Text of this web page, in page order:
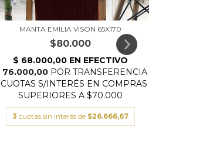
MANTA EMILIA VISON 65X170
$80.000
3 cuotas sin interés de $26.666,67